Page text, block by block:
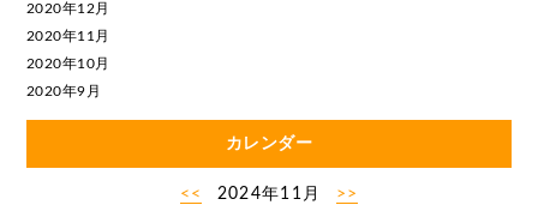
2020年12月
2020年11月
2020年10月
2020年9月
カレンダー
<< 2024年11月 >>